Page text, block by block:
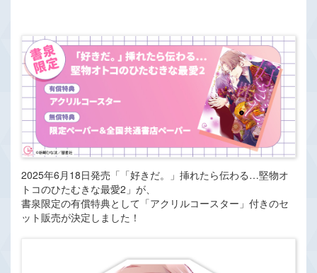
2025年6月18日発売「「好きだ。」挿れたら伝わる…堅物オ
トコのひたむきな最愛2」が、
書泉限定の有償特典として「アクリルコースター」付きのセ
ット販売が決定しました！